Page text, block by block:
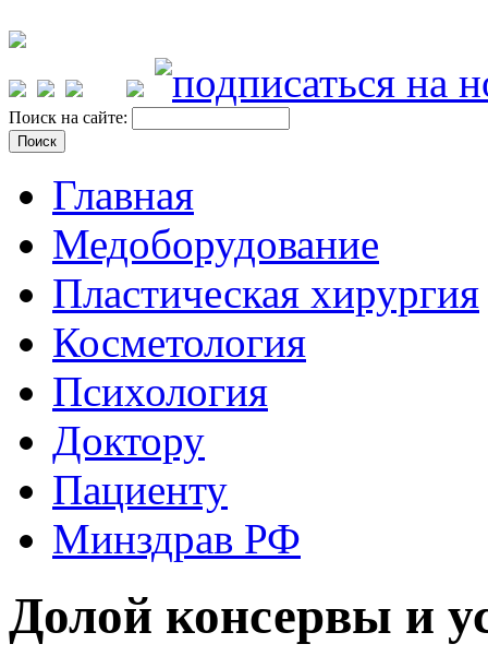
Поиск на сайте:
Главная
Медоборудование
Пластическая хирургия
Косметология
Психология
Доктору
Пациенту
Минздрав РФ
Долой консервы и